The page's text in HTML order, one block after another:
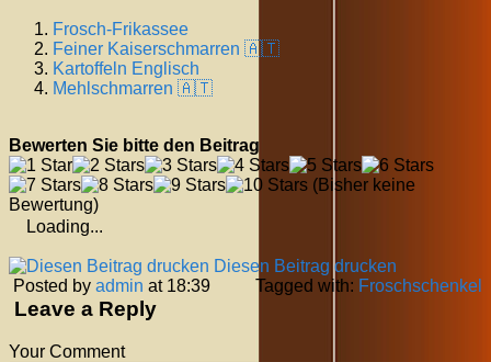
Frosch-Frikassee
Feiner Kaiserschmarren 🇦🇹
Kartoffeln Englisch
Mehlschmarren 🇦🇹
Bewerten Sie bitte den Beitrag
(Bisher keine
Bewertung)
Loading...
Diesen Beitrag drucken
Posted by admin at 18:39 Tagged with: Froschschenkel
Leave a Reply
Your Comment